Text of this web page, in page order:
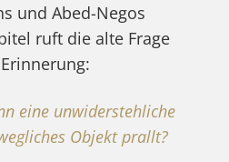
und Abed-Negos
ruft die alte Frage
eine unwiderstehliche
Objekt prallt?